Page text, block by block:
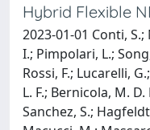
Hybrid Flexible
2023-01-01 Conti,
I.; Pimpolari, L.;
Rossi, F.; Lucarelli,
L. F.; Bernicola, M.
Sanchez, S.;